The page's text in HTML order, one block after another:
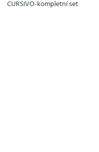
CURSIVO-kompletní set